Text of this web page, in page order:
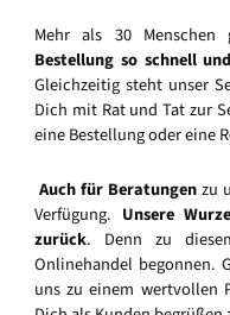
Mehr als 30
Bestellung so schnell
Gleichzeitig steht unser
Dich mit Rat und Tat zur
eine Bestellung oder eine
Auch für Beratungenzu
Verfügung. Unsere
zurück. Denn zu
Onlinehandel begonnen.
uns zu einem wertvollen